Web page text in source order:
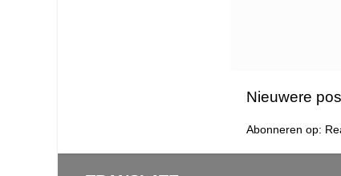
Nieuwere
Abonneren op: